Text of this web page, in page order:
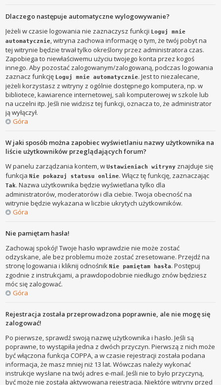
Dlaczego następuje automatyczne wylogowywanie?
Jeżeli w czasie logowania nie zaznaczysz funkcji Loguj mnie
automatycznie, witryna zachowa informację o tym, że twój pobyt na
tej witrynie będzie trwał tylko określony przez administratora czas.
Zapobiega to niewłaściwemu użyciu twojego konta przez kogoś
innego. Aby pozostać zalogowanym/zalogowaną, podczas logowania
zaznacz funkcję Loguj mnie automatycznie. Jest to niezalecane,
jeżeli korzystasz z witryny z ogólnie dostępnego komputera, np. w
bibliotece, kawiarence internetowej, sali komputerowej w szkole lub
na uczelni itp. Jeśli nie widzisz tej funkcji, oznacza to, że administrator
ją wyłączył.
Góra
W jaki sposób można zapobiec wyświetlaniu nazwy użytkownika na
liście użytkowników przeglądających forum?
W panelu zarządzania kontem, wUstawieniach witryny znajduje się
funkcjaNie pokazuj statusu online. Włącz tę funkcję, zaznaczając
Tak. Nazwa użytkownika będzie wyświetlana tylko dla
administratorów, moderatorów i dla ciebie. Twoja obecność na
witrynie będzie wykazana w liczbie ukrytych użytkowników.
Góra
Nie pamiętam hasła!
Zachowaj spokój! Twoje hasło wprawdzie nie może zostać
odzyskane, ale bez problemu może zostać zresetowane. Przejdź na
stronę logowania i kliknij odnośnikNie pamiętam hasła. Postępuj
zgodnie z instrukcjami, a prawdopodobnie niedługo znów będziesz
móc się zalogować.
Góra
Rejestracja została przeprowadzona poprawnie, ale nie mogę się
zalogować!
Po pierwsze, sprawdź swoją nazwę użytkownika i hasło. Jeśli są
poprawne, to wystąpiła jedna z dwóch przyczyn. Pierwszą z nich może
być włączona funkcja COPPA, a w czasie rejestracji została podana
informacja, że masz mniej niż 13 lat. Wówczas należy wykonać
instrukcje wysłane na twój adres e-mail. Jeśli nie to było przyczyną,
być może nie została aktywowana rejestracja. Niektóre witryny przed